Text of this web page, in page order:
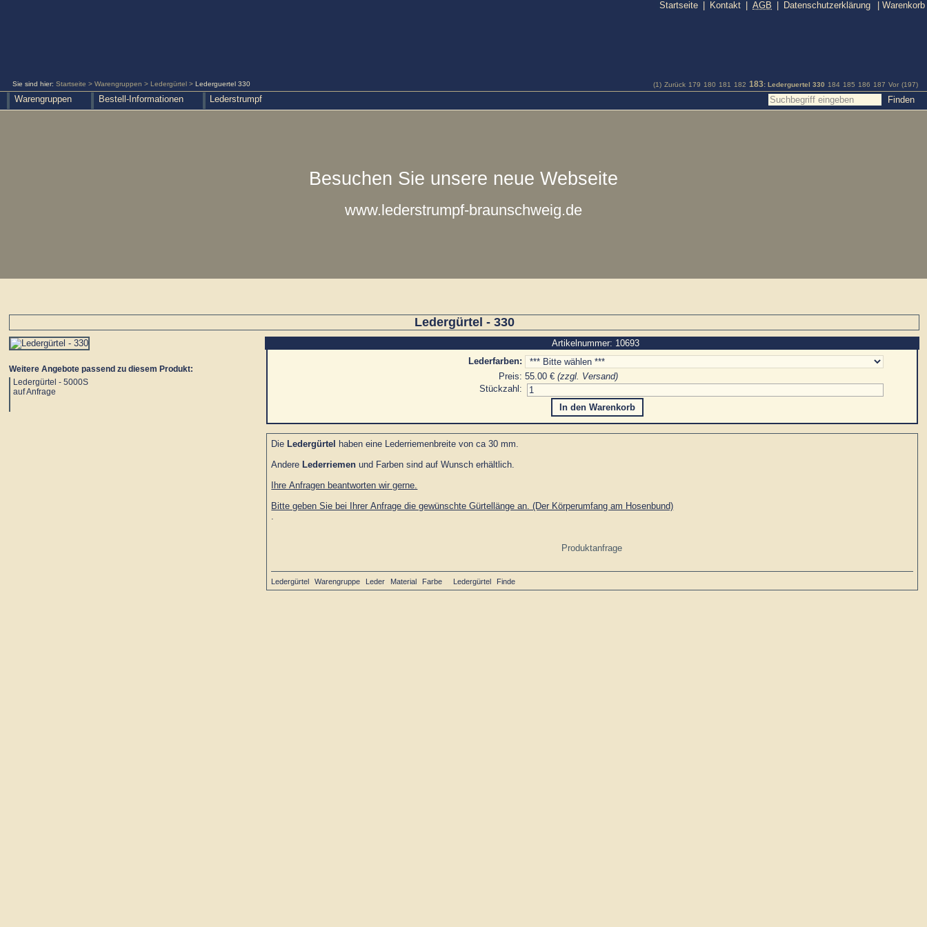
Sie sind hier:Startseite >Warengruppen >Ledergürtel >Lederguertel 330
Besuchen Sie unsere neue Webseite
www.lederstrumpf-braunschweig.de
Startseite Kontakt AGB Datenschutzerklärung Warenkorb
Ledergürtel - 330
Weitere Angebote passend zu diesem Produkt:
Ledergürtel - 5000S
auf Anfrage
Artikelnummer: 10693
Lederfarben:
Preis: 55.00 €(zzgl. Versand)
Stückzahl:
DieLedergürtel haben eine Lederriemenbreite von ca 30 mm.
AndereLederriemen und Farben sind auf Wunsch erhältlich.
Ihre Anfragen beantworten wir gerne.
Bitte geben Sie bei Ihrer Anfrage die gewünschte Gürtellänge an. (Der Körperumfang am Hosenbund)
Warengruppe
Ledergürtel Material
Leder Farbe Finde
Ledergürtel
Warengruppen Bestell-Informationen Lederstrumpf
(1) Zurück 179 180 181 182 183: Lederguertel 330 184 185 186 187 Vor (197)